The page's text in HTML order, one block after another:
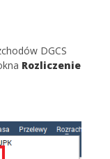
DGCS
Rozliczenie